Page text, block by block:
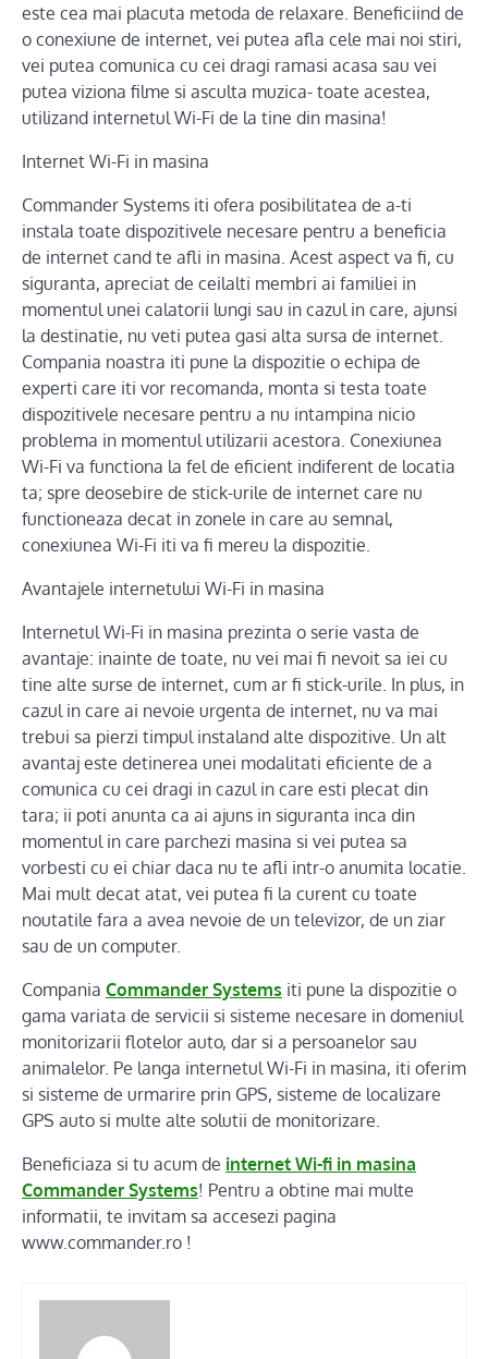
este cea mai placuta metoda de relaxare. Beneficiind de
o conexiune de internet, vei putea afla cele mai noi stiri,
vei putea comunica cu cei dragi ramasi acasa sau vei
putea viziona filme si asculta muzica- toate acestea,
utilizand internetul Wi-Fi de la tine din masina!
Internet Wi-Fi in masina
Commander Systems iti ofera posibilitatea de a-ti
instala toate dispozitivele necesare pentru a beneficia
de internet cand te afli in masina. Acest aspect va fi, cu
siguranta, apreciat de ceilalti membri ai familiei in
momentul unei calatorii lungi sau in cazul in care, ajunsi
la destinatie, nu veti putea gasi alta sursa de internet.
Compania noastra iti pune la dispozitie o echipa de
experti care iti vor recomanda, monta si testa toate
dispozitivele necesare pentru a nu intampina nicio
problema in momentul utilizarii acestora. Conexiunea
Wi-Fi va functiona la fel de eficient indiferent de locatia
ta; spre deosebire de stick-urile de internet care nu
functioneaza decat in zonele in care au semnal,
conexiunea Wi-Fi iti va fi mereu la dispozitie.
Avantajele internetului Wi-Fi in masina
Internetul Wi-Fi in masina prezinta o serie vasta de
avantaje: inainte de toate, nu vei mai fi nevoit sa iei cu
tine alte surse de internet, cum ar fi stick-urile. In plus, in
cazul in care ai nevoie urgenta de internet, nu va mai
trebui sa pierzi timpul instaland alte dispozitive. Un alt
avantaj este detinerea unei modalitati eficiente de a
comunica cu cei dragi in cazul in care esti plecat din
tara; ii poti anunta ca ai ajuns in siguranta inca din
momentul in care parchezi masina si vei putea sa
vorbesti cu ei chiar daca nu te afli intr-o anumita locatie.
Mai mult decat atat, vei putea fi la curent cu toate
noutatile fara a avea nevoie de un televizor, de un ziar
sau de un computer.
Compania Commander Systems iti pune la dispozitie o
gama variata de servicii si sisteme necesare in domeniul
monitorizarii flotelor auto, dar si a persoanelor sau
animalelor. Pe langa internetul Wi-Fi in masina, iti oferim
si sisteme de urmarire prin GPS, sisteme de localizare
GPS auto si multe alte solutii de monitorizare.
Beneficiaza si tu acum de internet Wi-fi in masina
Commander Systems! Pentru a obtine mai multe
informatii, te invitam sa accesezi pagina
www.commander.ro !